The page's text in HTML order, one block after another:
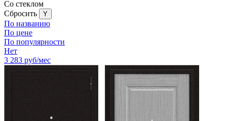
Со стеклом
Cбросить
По названию
По цене
По популярности
Нет
3 283 руб/мес